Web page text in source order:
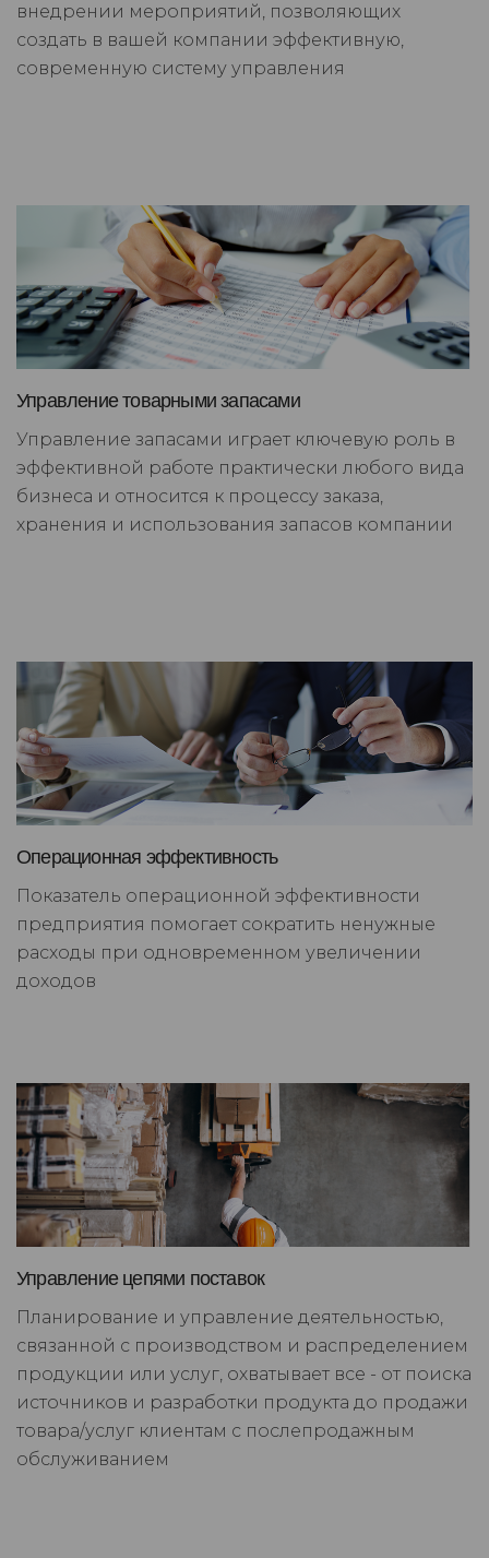
внедрении мероприятий, позволяющих
создать в вашей компании эффективную,
современную систему управления
Управление товарными запасами
Управление запасами играет ключевую роль в
эффективной работе практически любого вида
бизнеса и относится к процессу заказа,
хранения и использования запасов компании
Операционная эффективность
Показатель операционной эффективности
предприятия помогает сократить ненужные
расходы при одновременном увеличении
доходов
Управление цепями поставок
Планирование и управление деятельностью,
связанной с производством и распределением
продукции или услуг, охватывает все - от поиска
источников и разработки продукта до продажи
товара/услуг клиентам с послепродажным
обслуживанием